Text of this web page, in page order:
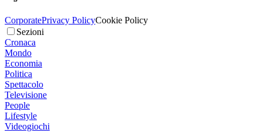
CorporatePrivacy PolicyCookie Policy
Sezioni
Cronaca
Mondo
Economia
Politica
Spettacolo
Televisione
People
Lifestyle
Videogiochi